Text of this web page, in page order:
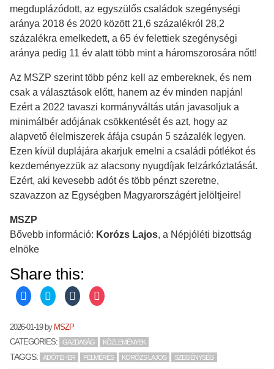
megduplázódott, az egyszülős családok szegénységi
aránya 2018 és 2020 között 21,6 százalékról 28,2
százalékra emelkedett, a 65 év felettiek szegénységi
aránya pedig 11 év alatt több mint a háromszorosára nőtt!
Az MSZP szerint több pénz kell az embereknek, és nem
csak a választások előtt, hanem az év minden napján!
Ezért a 2022 tavaszi kormányváltás után javasoljuk a
minimálbér adójának csökkentését és azt, hogy az
alapvető élelmiszerek áfája csupán 5 százalék legyen.
Ezen kívül duplájára akarjuk emelni a családi pótlékot és
kezdeményezzük az alacsony nyugdíjak felzárkóztatását.
Ezért, aki kevesebb adót és több pénzt szeretne,
szavazzon az Egységben Magyarországért jelöltjeire!
MSZP
Bővebb információ: Korózs Lajos, a Népjóléti bizottság
elnöke
Share this:
C
l
k
t
o
s
h
a
C
l
k
t
o
s
h
a
C
l
o
s
h
a
C
l
o
s
h
a
2026-01-19by MSZP
CATEGORIES:
GAZDASÁG KÖZLEMÉNYEK
TAGGS: ADÓTEHER FELMÉRÉS KORÓZS LAJOS SZEGÉNYSÉG